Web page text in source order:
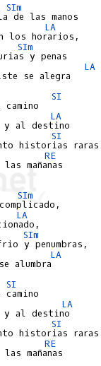
SIm
de las manos
LA
los horarios,
SIm
y penas
LA
se alegra
SI
LA
y al destino
SI
historias raras
RE
mañanas
SIm
LA
SIm
y penumbras,
LA
alumbra
SI
LA
y al destino
SI
historias raras
RE
mañanas